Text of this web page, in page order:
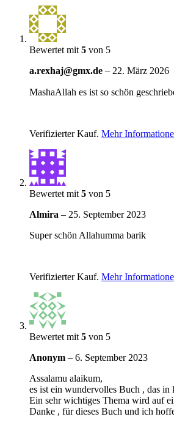
Bewertet mit 5 von 5
a.rexhaj@gmx.de – 22. März 2026
MashaAllah es ist so schön
Verifizierter Kauf. Mehr
Bewertet mit 5 von 5
Almira – 25. September 2023
Super schön Allahumma barik
Verifizierter Kauf. Mehr
Bewertet mit 5 von 5
Anonym – 6. September 2023
Assalamu alaikum,
es ist ein wundervolles Buch , das
Ein sehr wichtiges Thema wird auf
Danke , für dieses Buch und ich